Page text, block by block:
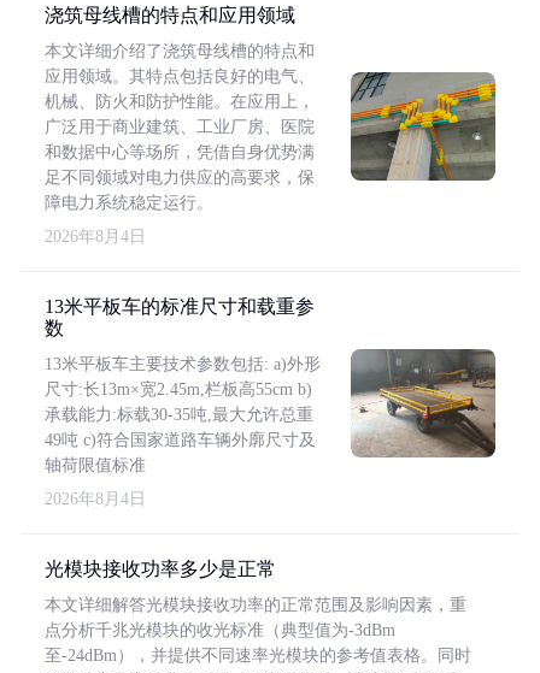
浇筑母线槽的特点和应用领域
本文详细介绍了浇筑母线槽的特点和
应用领域。其特点包括良好的电气、
机械、防火和防护性能。在应用上，
广泛用于商业建筑、工业厂房、医院
和数据中心等场所，凭借自身优势满
足不同领域对电力供应的高要求，保
障电力系统稳定运行。
2026年8月4日
13米平板车的标准尺寸和载重参
数
13米平板车主要技术参数包括: a)外形
尺寸:长13m×宽2.45m,栏板高55cm b)
承载能力:标载30-35吨,最大允许总重
49吨 c)符合国家道路车辆外廓尺寸及
轴荷限值标准
2026年8月4日
光模块接收功率多少是正常
本文详细解答光模块接收功率的正常范围及影响因素，重
点分析千兆光模块的收光标准（典型值为-3dBm
至-24dBm），并提供不同速率光模块的参考值表格。同时